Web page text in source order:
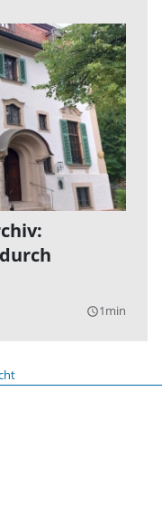
query_builder1min